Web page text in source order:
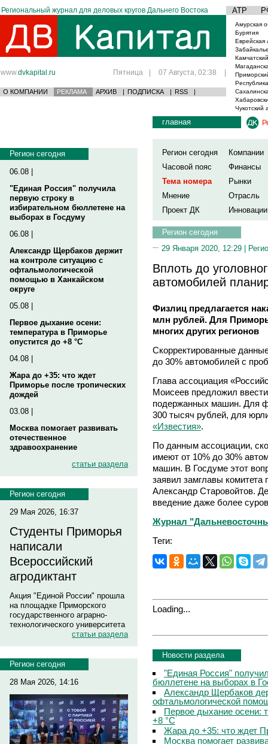
Региональный журнал для деловых кругов Дальнего Востока АТР
www.dvkapital.ru Пятница | 07 Августа, 02:38 |
О КОМПАНИИ РЕКЛАМА АРХИВ | ПОДПИСКА | RSS |
Амурская
Бурятия
Еврейская
Чукотский
Регион сегодня
06.08 |
"Единая Россия" получила
первую строку в
избирательном бюллетене на
выборах в Госдуму
06.08 |
Александр Щербаков держит
на контроле ситуацию с
офтальмологической
помощью в Ханкайском
округе
05.08 |
Первое дыхание осени:
температура в Приморье
опустится до +8 °C
04.08 |
Жара до +35: что ждет
Приморье после тропических
дождей
03.08 |
Москва помогает развивать
отечественное
здравоохранение
статьи раздела
Регион сегодня
29 Мая 2026, 16:37
Студенты Приморья
написали
Всероссийский
агродиктант
Акция "Единой России" прошла
на площадке Приморского
государственного аграрно-
технологического университета
статьи раздела
Регион сегодня
28 Мая 2026, 14:16
главная
Регион сегодня
Компании
Часовой пояс
Финансы
Тема номера
Рынки
Мнение
Отрасль
Проект ДК
Инновации
Регион сегодня
29 Января 2020, 12:29 |
Вплоть до
автомобилей
Физлиц предлагается
млн рублей. Для
многих других регионов
Скорректированные
до 30% автомобилей с
Глава ассоциация
Моисеев предложил
подержанных машин. Для
300 тысяч рублей, для
«Известия».
По данным ассоциации,
имеют от 10% до 30%
машин. В Госдуме этот
заявил замглавы комитета
Александр Старовойтов.
введение даже более
Журнал
Теги:
Loading...
Новости раздела
"Единая Россия"
бюллетене на выборах в
Александр Щербаков
офтальмологической
Первое дыхание осени:
+8 °C
Жара до +35: что ждет
Москва помогает